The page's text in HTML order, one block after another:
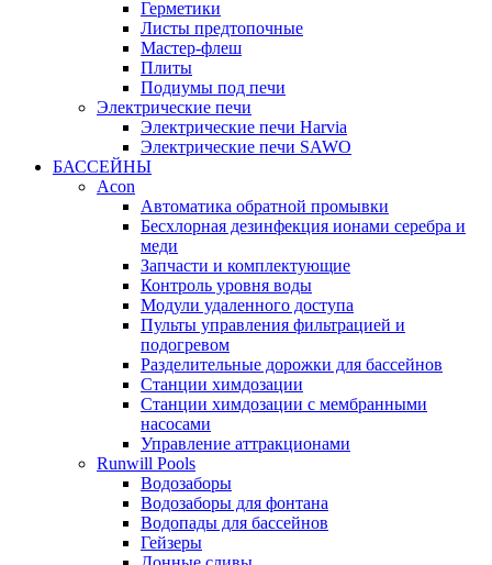
Герметики
Листы предтопочные
Мастер-флеш
Плиты
Подиумы под печи
Электрические печи
Электрические печи Harvia
Электрические печи SAWO
БАССЕЙНЫ
Acon
Автоматика обратной промывки
Беcхлорная дезинфекция ионами серебра и
меди
Запчасти и комплектующие
Контроль уровня воды
Модули удаленного доступа
Пульты управления фильтрацией и
подогревом
Разделительные дорожки для бассейнов
Станции химдозации
Станции химдозации с мембранными
насосами
Управление аттракционами
Runwill Pools
Водозаборы
Водозаборы для фонтана
Водопады для бассейнов
Гейзеры